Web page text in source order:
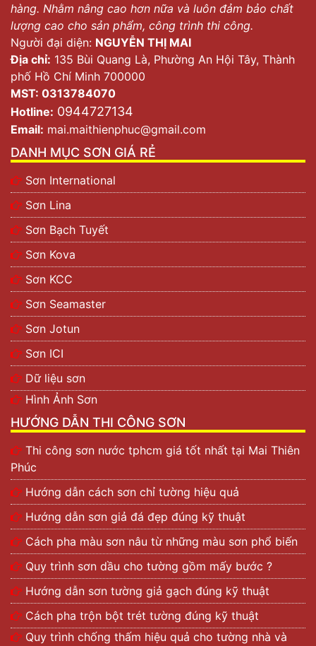
hàng. Nhằm nâng cao hơn nữa và luôn đảm bảo chất
lượng cao cho sản phẩm, công trình thi công.
Người đại diện: NGUYỄN THỊ MAI
Địa chỉ: 135 Bùi Quang Là, Phường An Hội Tây, Thành
phố Hồ Chí Minh 700000
MST: 0313784070
Hotline: 0944727134
Email: mai.maithienphuc@gmail.com
DANH MỤC SƠN GIÁ RẺ
Sơn International
Sơn Lina
Sơn Bạch Tuyết
Sơn Kova
Sơn KCC
Sơn Seamaster
Sơn Jotun
Sơn ICI
Dữ liệu sơn
Hình Ảnh Sơn
HƯỚNG DẪN THI CÔNG SƠN
Thi công sơn nước tphcm giá tốt nhất tại Mai Thiên
Phúc
Hướng dẫn cách sơn chỉ tường hiệu quả
Hướng dẫn sơn giả đá đẹp đúng kỹ thuật
Cách pha màu sơn nâu từ những màu sơn phổ biến
Quy trình sơn dầu cho tường gồm mấy bước ?
Hướng dẫn sơn tường giả gạch đúng kỹ thuật
Cách pha trộn bột trét tường đúng kỹ thuật
Quy trình chống thấm hiệu quả cho tường nhà và